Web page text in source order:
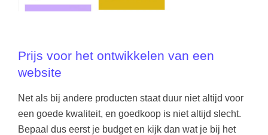
Prijs voor het ontwikkelen van een
website
Net als bij andere producten staat duur niet altijd voor
een goede kwaliteit, en goedkoop is niet altijd slecht.
Bepaal dus eerst je budget en kijk dan wat je bij het